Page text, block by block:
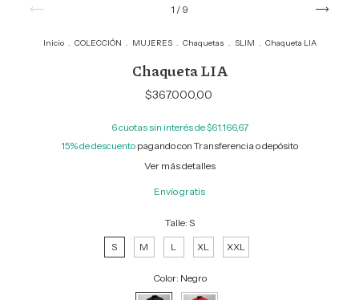
1 / 9
Inicio . COLECCIÓN . MUJERES . Chaquetas . SLIM . Chaqueta LIA
Chaqueta LIA
$367.000,00
6cuotas sin interés de$61.166,67
15% de descuento pagando con Transferencia o depósito
Ver más detalles
Envío gratis
Talle: S
S
M L XL XXL
Color: Negro